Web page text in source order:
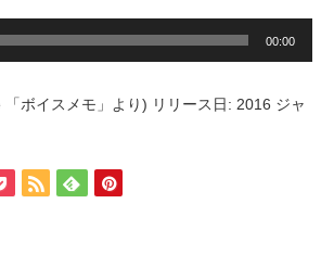
00:00
「ボイスメモ」より) リリース日: 2016 ジャ